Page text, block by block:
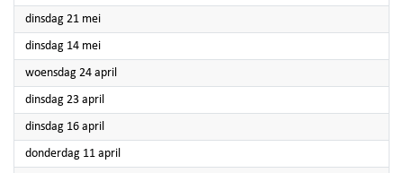
dinsdag 21 mei2024
dinsdag 14 mei2024
woensdag 24 april
dinsdag 23 april
dinsdag 16 april
donderdag 11 april